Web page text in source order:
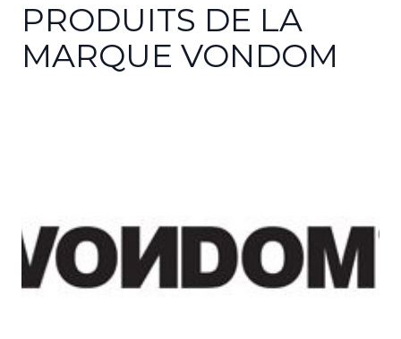
PRODUITS DE LA
MARQUE VONDOM